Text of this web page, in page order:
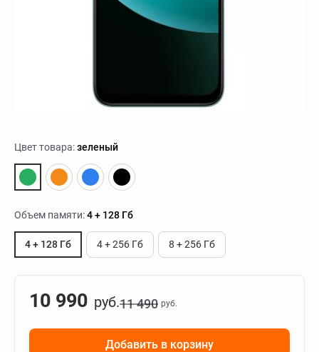
Цвет товара:зеленый
Объем памяти:4 + 128 Гб
4 + 128 Гб 4 + 256 Гб 8 + 256 Гб
10 990 руб.11 490 руб.
Добавить в корзину